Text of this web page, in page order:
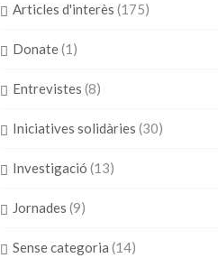
Articles d'interès (175)
Donate(1)
Entrevistes (8)
Iniciatives solidàries (30)
Investigació (13)
Jornades (9)
Sense categoria (14)